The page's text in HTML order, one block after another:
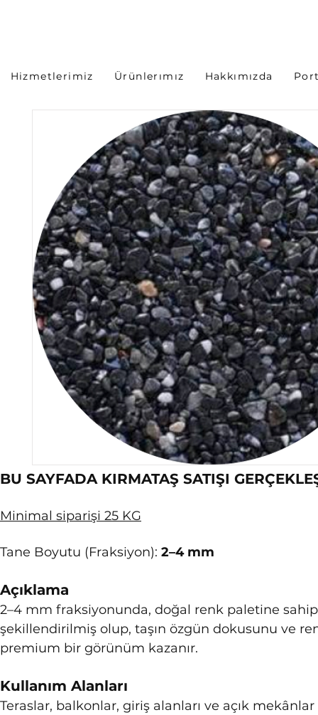
Hizmetlerimiz Ürünlerımız Hakkımızda
BU SAYFADA KIRMATAŞ SATIŞI
Minimal siparişi 25 KG
Tane Boyutu (Fraksiyon): 2–4 mm
Açıklama
2–4 mm fraksiyonunda, doğal renk paletine
şekillendirilmiş olup, taşın özgün dokusunu ve
premium bir görünüm kazanır.
Kullanım Alanları
Teraslar, balkonlar, giriş alanları ve açık